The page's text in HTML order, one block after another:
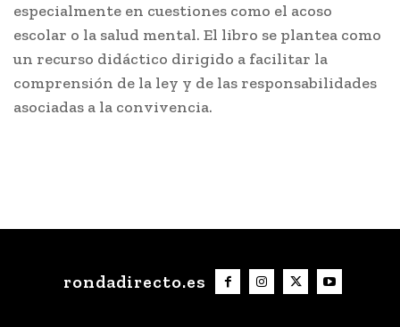
especialmente en cuestiones como el acoso
escolar o la salud mental. El libro se plantea como
un recurso didáctico dirigido a facilitar la
comprensión de la ley y de las responsabilidades
asociadas a la convivencia.
rondadirecto.es